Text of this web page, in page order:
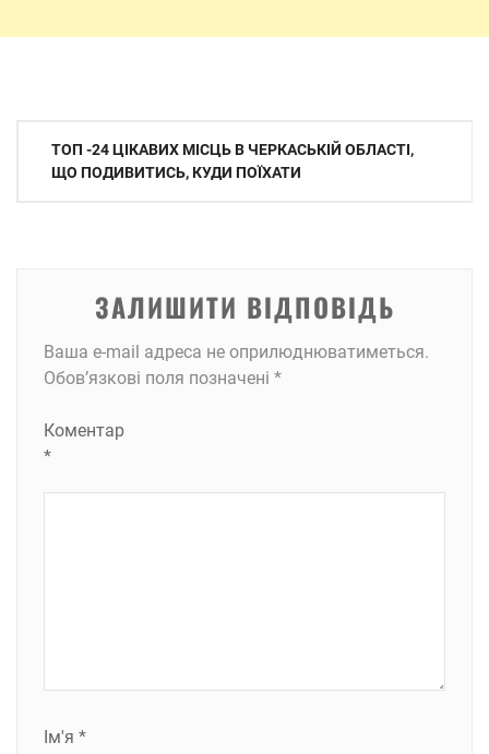
Навігація
записів
ТОП -24 ЦІКАВИХ МІСЦЬ В ЧЕРКАСЬКІЙ ОБЛАСТІ,
ЩО ПОДИВИТИСЬ, КУДИ ПОЇХАТИ
ЗАЛИШИТИ ВІДПОВІДЬ
Ваша e-mail адреса не оприлюднюватиметься.
Обов’язкові поля позначені *
Коментар
*
Ім'я *